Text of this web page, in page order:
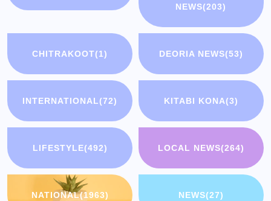
NEWS(203)
CHITRAKOOT(1) DEORIA NEWS(53)
INTERNATIONAL(72) KITABI KONA(3)
LIFESTYLE(492) LOCAL NEWS(264)
NATIONAL(1963) NEWS(27)